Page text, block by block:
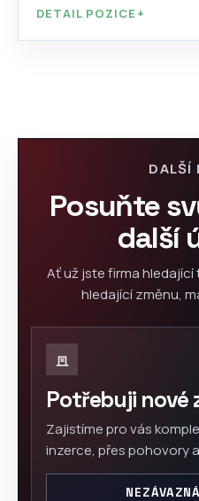
DETAIL POZICE +
DALŠÍ
Posuňte
další
Ať už jste firma
hledající změnu,
Potřebuji nové
Zajistíme pro vás
inzerce, přes pohovory